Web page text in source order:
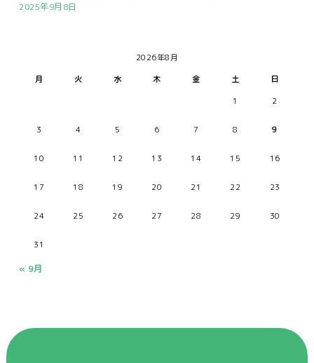
2025年9月8日
2026年8月
月
火 水 木 金 土
日
1
2
3 4 5 6 7 8 9
10 11 12 13 14 15 16
17 18 19 20 21 22 23
24 25 26 27 28 29 30
31
« 9月